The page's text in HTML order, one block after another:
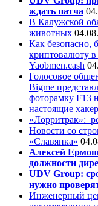
ждать патча
В Калужской
животных
Как безопасно,
криптовалюту
Yaobmen.cash
Голосовое
Bigme
фоторамку F13
настоящие
«Лорритрак»:
Новости со
«Славянка»
Алексей
должности
UDV Group:
нужно
Инженерный